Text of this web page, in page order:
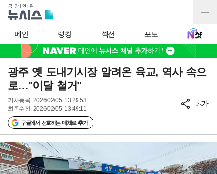
메인 랭킹 섹션 포토
광주 옛 도내기시장 알려온 육교, 역사 속으
로…"이달 철거"
기사등록 2026/02/05 13:29:53
최종수정 2026/02/05 13:49:11
구글에서 선호하는 매체로 추가
가가